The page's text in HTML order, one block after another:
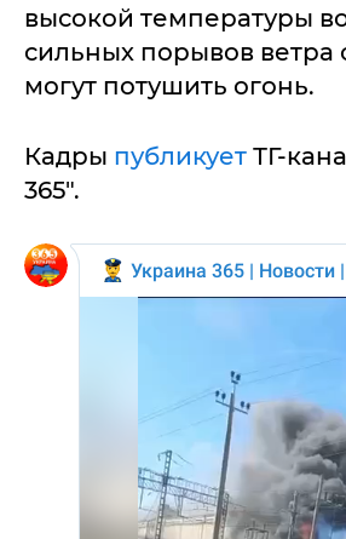
высокой температуры
сильных порывов ветра
могут потушить огонь.
Кадры публикует ТГ-
365".